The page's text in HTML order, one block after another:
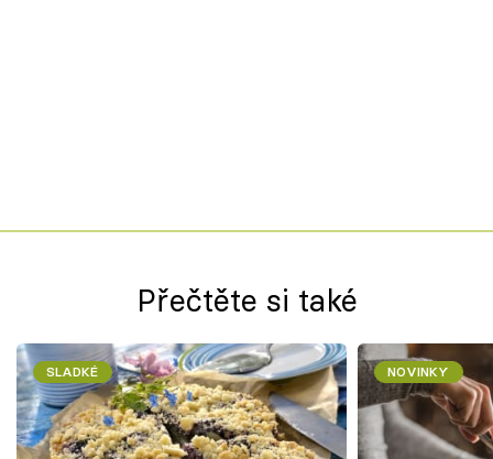
Přečtěte si také
SLADKÉ NOVINKY